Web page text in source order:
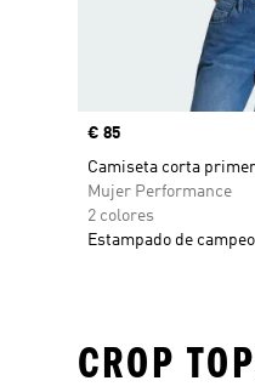
Precio
€ 85
Camiseta corta
Mujer Performance
2 colores
Estampado de
CROP